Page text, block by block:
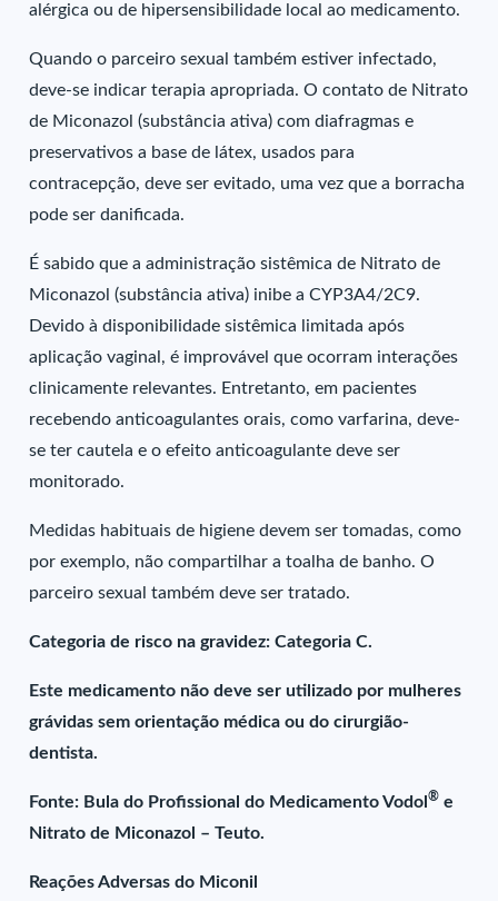
alérgica ou de hipersensibilidade local ao medicamento.
Quando o parceiro sexual também estiver infectado,
deve-se indicar terapia apropriada. O contato de Nitrato
de Miconazol (substância ativa) com diafragmas e
preservativos a base de látex, usados para
contracepção, deve ser evitado, uma vez que a borracha
pode ser danificada.
É sabido que a administração sistêmica de Nitrato de
Miconazol (substância ativa) inibe a CYP3A4/2C9.
Devido à disponibilidade sistêmica limitada após
aplicação vaginal, é improvável que ocorram interações
clinicamente relevantes. Entretanto, em pacientes
recebendo anticoagulantes orais, como varfarina, deve-
se ter cautela e o efeito anticoagulante deve ser
monitorado.
Medidas habituais de higiene devem ser tomadas, como
por exemplo, não compartilhar a toalha de banho. O
parceiro sexual também deve ser tratado.
Categoria de risco na gravidez: Categoria C.
Este medicamento não deve ser utilizado por mulheres
grávidas sem orientação médica ou do cirurgião-
dentista.
Fonte: Bula do Profissional do Medicamento Vodol® e
Nitrato de Miconazol – Teuto.
Reações Adversas do Miconil